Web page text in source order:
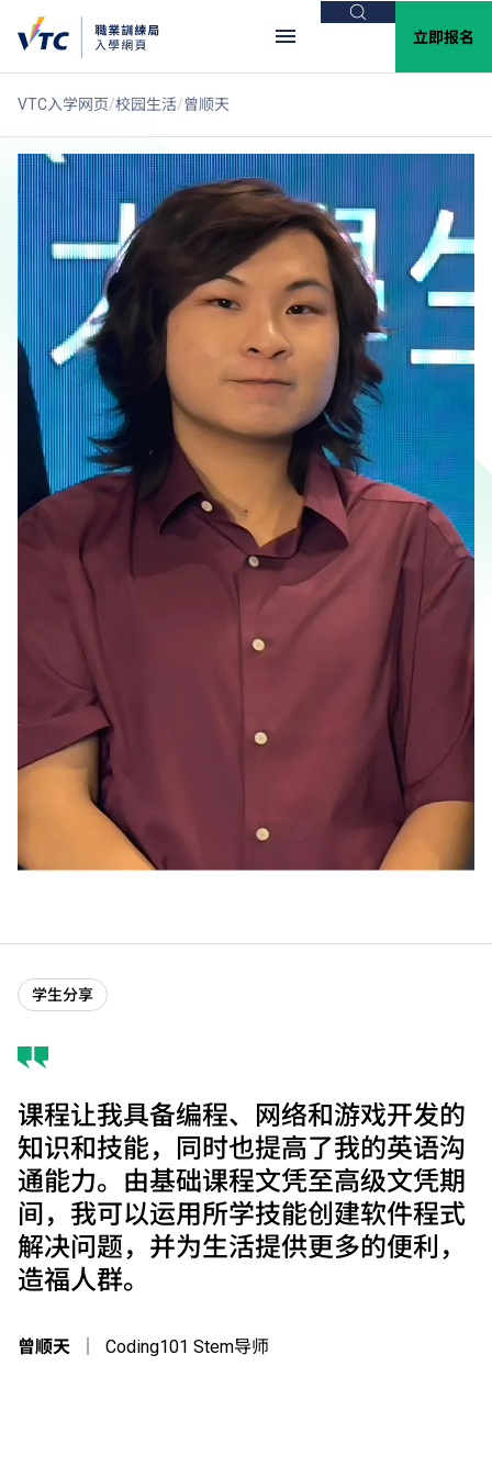
搜索
立即报名
VTC入学网页 校园生活 曾顺天
学生分享
课程让我具备编程、网络和游戏开发的
知识和技能，同时也提高了我的英语沟
通能力。由基础课程文凭至高级文凭期
间，我可以运用所学技能创建软件程式
解决问题，并为生活提供更多的便利，
造福人群。
曾顺天 Coding101 Stem导师